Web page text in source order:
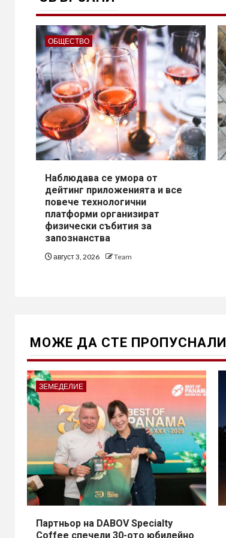
ОБЩЕСТВО
Наблюдава се умора от
дейтинг приложенията и все
повече технологични
платформи организират
физически събития за
запознанства
август 3, 2026 Team
МОЖE ДА СТЕ ПРОПУСНАЛИ
ЗЕМЕДЕЛИЕ
Партньор на DABOV Specialty
Coffee спечели 30-ото юбилейно